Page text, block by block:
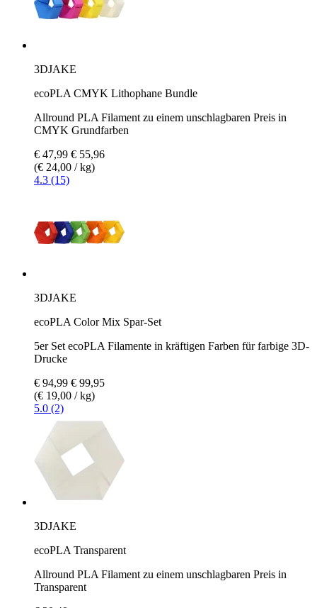
3DJAKE
ecoPLA CMYK Lithophane Bundle
Allround PLA Filament zu einem unschlagbaren Preis in
CMYK Grundfarben
€ 47,99 € 55,96
(€ 24,00 / kg)
4.3 (15)
3DJAKE
ecoPLA Color Mix Spar-Set
5er Set ecoPLA Filamente in kräftigen Farben für farbige 3D-
Drucke
€ 94,99 € 99,95
(€ 19,00 / kg)
5.0 (2)
3DJAKE
ecoPLA Transparent
Allround PLA Filament zu einem unschlagbaren Preis in
Transparent